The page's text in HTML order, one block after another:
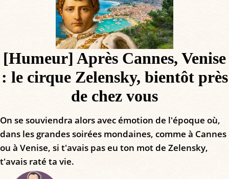
[Humeur] Après Cannes, Venise
: le cirque Zelensky, bientôt près
de chez vous
On se souviendra alors avec émotion de l'époque où,
dans les grandes soirées mondaines, comme à Cannes
ou à Venise, si t'avais pas eu ton mot de Zelensky,
t'avais raté ta vie.